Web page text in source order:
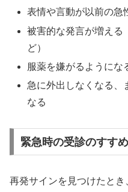
表情や言動が以前の急
被害的な発言が増える
ど）
服薬を嫌がるようにな
急に外出しなくなる、
なる
緊急時の受診のすす
再発サインを見つけたと